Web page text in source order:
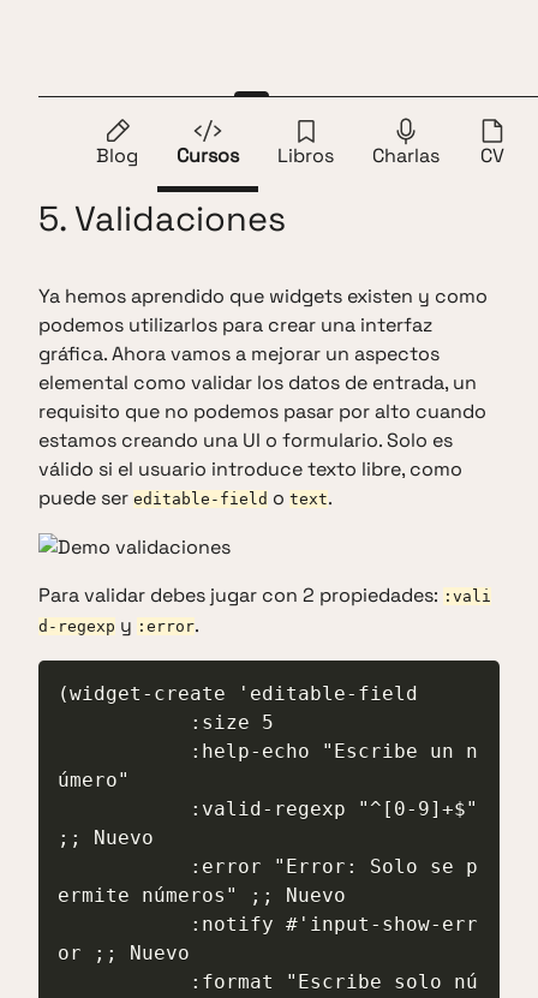
Saltar al contenido
Blog
Cursos Libros Charlas CV
5. Validaciones
Ya hemos aprendido que widgets existen y como
podemos utilizarlos para crear una interfaz
gráfica. Ahora vamos a mejorar un aspectos
elemental como validar los datos de entrada, un
requisito que no podemos pasar por alto cuando
estamos creando una UI o formulario. Solo es
válido si el usuario introduce texto libre, como
puede ser editable-field o text.
Para validar debes jugar con 2 propiedades: :vali
d-regexp y :error.
(widget-create 'editable-field
úmero"
;; Nuevo
ermite números" ;; Nuevo
or ;; Nuevo
Introducción 2. Botones Campos